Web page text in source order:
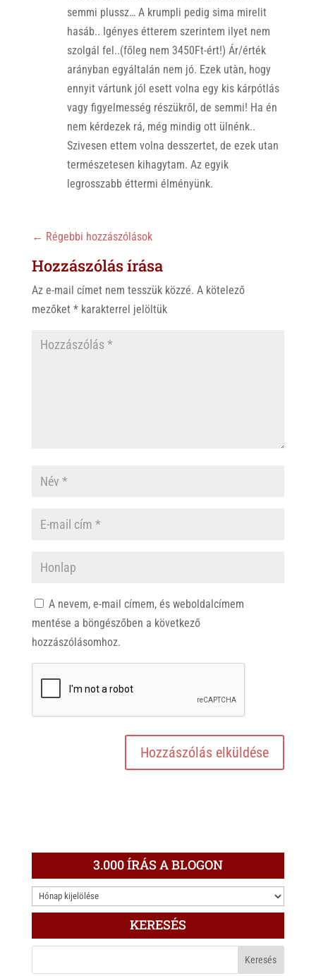
semmi plussz… A krumpli pedig sima mirelit
hasáb.. Igényes étterem szerintem ilyet nem
szolgál fel..(főleg nem 3450Ft-ért!) Ár/érték
arányban egyáltalán nem jó. Ezek utàn, hogy
ennyit vártunk jól esett volna egy kis kárpótlás
vagy figyelmesség részükről, de semmi! Ha én
nem kérdezek rá, még mindig ott ülnénk..
Szivesen ettem volna desszertet, de ezek utan
természetesen kihagytam. Az egyik
legrosszabb éttermi élményünk.
← Régebbi hozzászólások
Hozzászólás írása
Az e-mail címet nem tesszük közzé. A kötelező
mezőket *karakterrel jelöltük
A nevem, e-mail címem, és weboldalcímem
mentése a böngészőben a következő
hozzászólásomhoz.
3.000 ÍRÁS A BLOGON
3.000
ÍRÁS
BLOGON
KERESÉS